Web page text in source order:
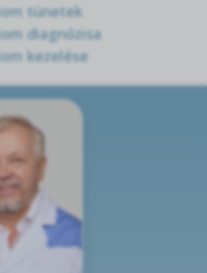
tünetek
diagnózisa
kezelése